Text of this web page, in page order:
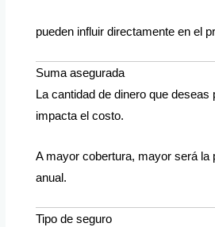
pueden influir directamente en el
Suma asegurada
La cantidad de dinero que deseas
impacta el costo.
A mayor cobertura, mayor será la
anual.
Tipo de seguro